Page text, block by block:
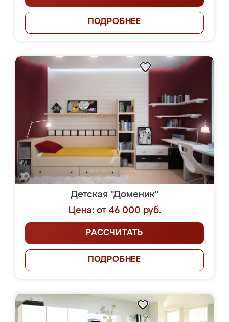
ПОДРОБНЕЕ
Детская "Доменик"
Цена: от 46 000 руб.
РАССЧИТАТЬ
ПОДРОБНЕЕ